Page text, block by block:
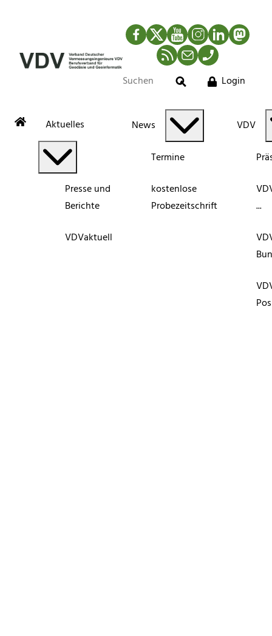
Facebook
TwitterYouTubeInstagram
LinkedIn
RSS-Newsfeed
MailTelefon
Suche
Login
Aktuelles
Presse und
Berichte
VDVaktuell
News
Termine
kostenlose
Probezeitschrift
VDV
...